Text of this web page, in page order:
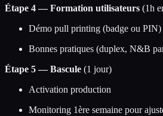
Étape 4 — Formation utilisateurs (1h
Démo pull printing (badge ou PIN)
Bonnes pratiques (duplex, N&B
Étape 5 — Bascule (1 jour)
Activation production
Monitoring 1ère semaine pour